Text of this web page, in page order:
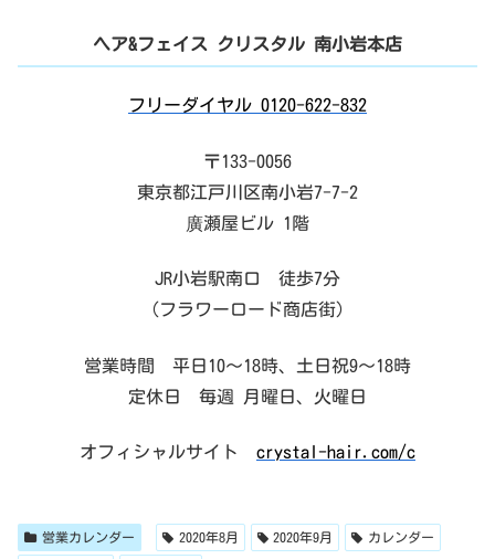
ヘア&フェイス クリスタル 南小岩本店
フリーダイヤル 0120-622-832
〒133-0056
東京都江戸川区南小岩7-7-2
廣瀬屋ビル 1階
JR小岩駅南口 徒歩7分
（フラワーロード商店街）
営業時間 平日10～18時、土日祝9～18時
定休日 毎週 月曜日、火曜日
オフィシャルサイト crystal-hair.com/c
営業カレンダー 2020年8月 2020年9月 カレンダー